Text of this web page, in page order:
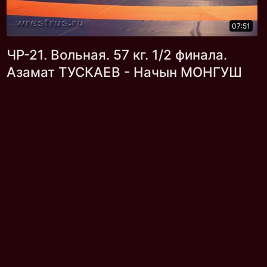
07:51
ЧР-21. Вольная. 57 кг. 1/2 финала.
Азамат ТУСКАЕВ - Начын МОНГУШ